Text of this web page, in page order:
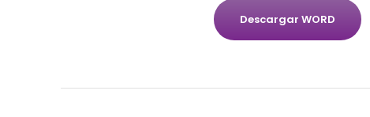
Descargar WORD